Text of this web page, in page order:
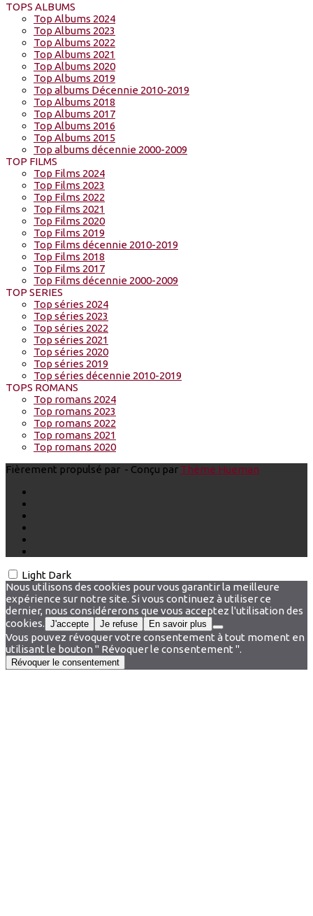
TOPS ALBUMS
Top Albums 2024
Top Albums 2023
Top Albums 2022
Top Albums 2021
Top Albums 2020
Top Albums 2019
Top albums Décennie 2010-2019
Top Albums 2018
Top Albums 2017
Top Albums 2016
Top Albums 2015
Top albums décennie 2000-2009
TOP FILMS
Top Films 2024
Top Films 2023
Top Films 2022
Top Films 2021
Top Films 2020
Top Films 2019
Top Films décennie 2010-2019
Top Films 2018
Top Films 2017
Top Films décennie 2000-2009
TOP SERIES
Top séries 2024
Top séries 2023
Top séries 2022
Top séries 2021
Top séries 2020
Top séries 2019
Top séries décennie 2010-2019
TOPS ROMANS
Top romans 2024
Top romans 2023
Top romans 2022
Top romans 2021
Top romans 2020
Fièrement propulsé par - Conçu par Thème Hueman
Light Dark
Nous utilisons des cookies pour vous garantir la meilleure
expérience sur notre site. Si vous continuez à utiliser ce
dernier, nous considérerons que vous acceptez l'utilisation des
cookies. J'accepte Je refuse En savoir plus
Vous pouvez révoquer votre consentement à tout moment en
utilisant le bouton " Révoquer le consentement ".
Révoquer le consentement